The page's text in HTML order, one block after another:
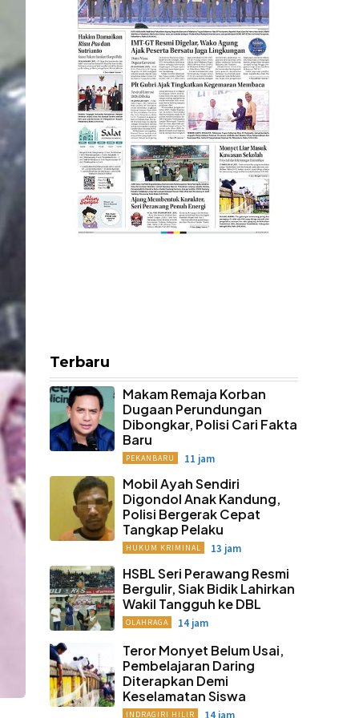
Terbaru
Makam Remaja Korban
Dugaan Perundungan
Dibongkar, Polisi Cari Fakta
Baru
PEKANBARU 11 jam
Mobil Ayah Sendiri
Digondol Anak Kandung,
Polisi Bergerak Cepat
Tangkap Pelaku
HUKUM KRIMINAL 13 jam
HSBL Seri Perawang Resmi
Bergulir, Siak Bidik Lahirkan
Wakil Tangguh ke DBL
OLAHRAGA 14 jam
Teror Monyet Belum Usai,
Pembelajaran Daring
Diterapkan Demi
Keselamatan Siswa
INDRAGIRI HILIR 14 jam